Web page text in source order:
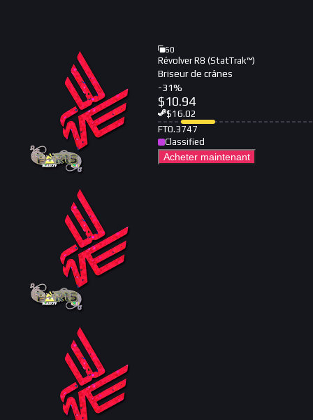
60
Révolver R8 (StatTrak™)
Briseur de crânes
-31%
$10.94
$16.02
FT0.3747
Classified
Acheter maintenant